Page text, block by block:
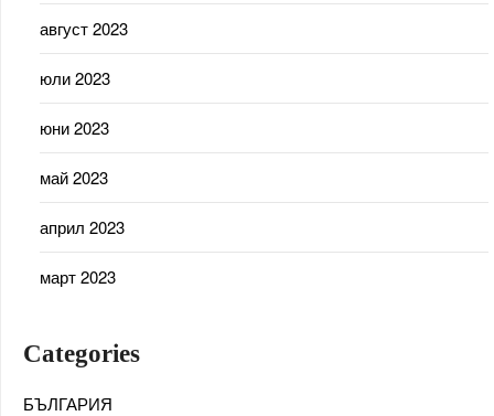
август 2023
юли 2023
юни 2023
май 2023
април 2023
март 2023
Categories
БЪЛГАРИЯ